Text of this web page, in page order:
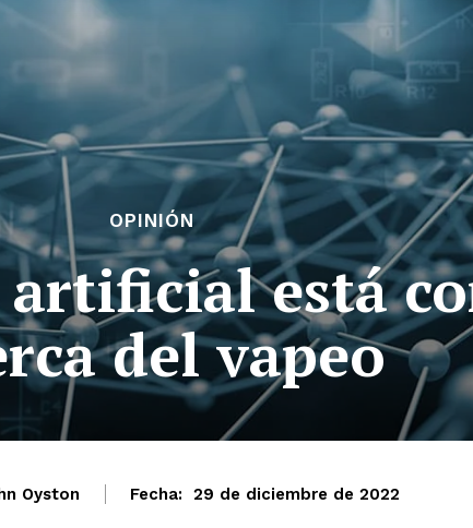
OPINIÓN
está
del vapeo
Oyston Fecha: 29 de diciembre de 2022